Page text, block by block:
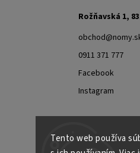
Tento web používa
Rožňavská 1,
obchod@
0911 371 777
Facebook
Instagram